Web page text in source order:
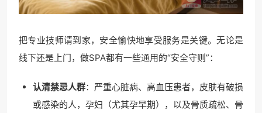
把专业技师请到家，安全愉快地享受服务是关键。无论是
线下还是上门，做SPA都有一些通用的“安全守则”：
认清禁忌人群：严重心脏病、高血压患者，皮肤有破损
或感染的人，孕妇（尤其孕早期），以及骨质疏松、骨